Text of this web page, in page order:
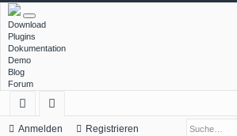
Download
Plugins
Dokumentation
Demo
Blog
Forum
ch
or
Anmelden Registrieren